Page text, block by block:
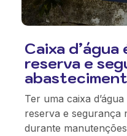
Caixa
reserva e
Ter uma caixa
reserva e segurança
durante